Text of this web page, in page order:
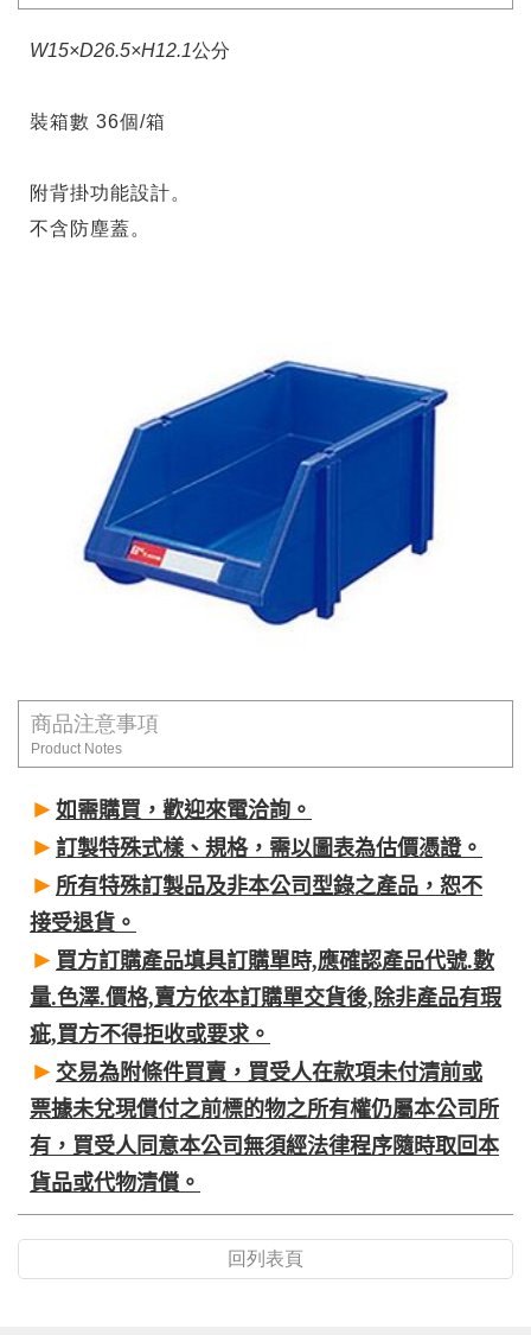
W15×D26.5×H12.1公分
裝箱數 36個/箱
附背掛功能設計。
不含防塵蓋。
商品注意事項
Product Notes
► 如需購買，歡迎來電洽詢。
► 訂製特殊式樣、規格，需以圖表為估價憑證。
► 所有特殊訂製品及非本公司型錄之產品，恕不
接受退貨。
► 買方訂購產品填具訂購單時,應確認產品代號.數
量.色澤.價格,賣方依本訂購單交貨後,除非產品有瑕
疵,買方不得拒收或要求。
► 交易為附條件買賣，買受人在款項未付清前或
票據未兌現償付之前標的物之所有權仍屬本公司所
有，買受人同意本公司無須經法律程序隨時取回本
貨品或代物清償。
回列表頁